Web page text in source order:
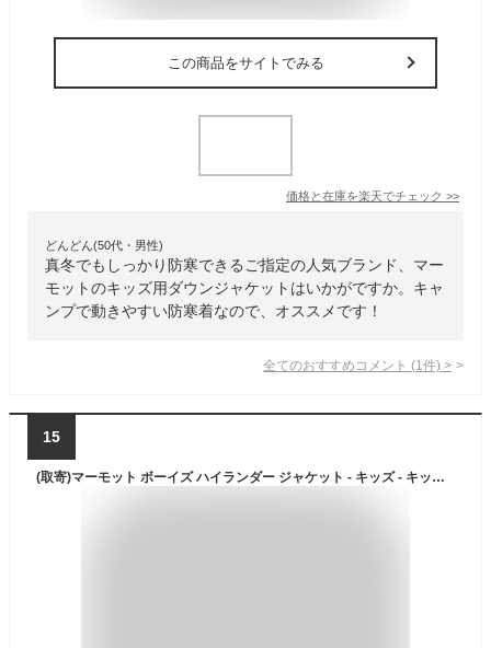
この商品をサイトでみる
価格と在庫を楽天でチェック >>
どんどん(50代・男性)
真冬でもしっかり防寒できるご指定の人気ブランド、マー
モットのキッズ用ダウンジャケットはいかがですか。キャ
ンプで動きやすい防寒着なので、オススメです！
全てのおすすめコメント (1 件) >
15
(取寄)マーモット ボーイズ ハイランダー ジャケット - キッズ - キッズ Marmot Boy's Highlander Jacket - Kids' - Kids Paisley Purple/Port Royal